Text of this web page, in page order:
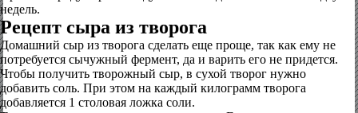
недель.
Рецепт сыра из творога
Домашний сыр из творога сделать еще проще, так как ему не
потребуется сычужный фермент, да и варить его не придется.
Чтобы получить творожный сыр, в сухой творог нужно
добавить соль. При этом на каждый килограмм творога
добавляется 1 столовая ложка соли.